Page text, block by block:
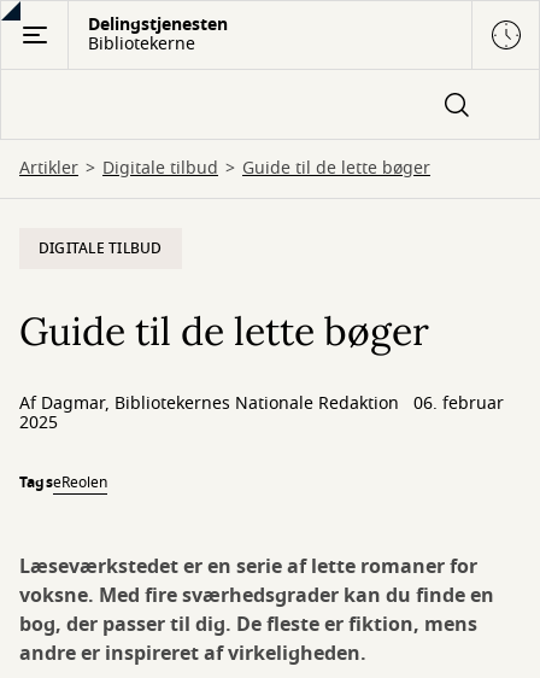
Gå
hovedindhold
Delingstjenesten
Bibliotekerne
Artikler Digitale tilbud Guide til de lette bøger
DIGITALE TILBUD
Guide til de lette bøger
AfDagmar, Bibliotekernes Nationale Redaktion 06. februar
2025
TagseReolen
Læseværkstedet er en serie af lette romaner for
voksne. Med fire sværhedsgrader kan du finde en
bog, der passer til dig. De fleste er fiktion, mens
andre er inspireret af virkeligheden.